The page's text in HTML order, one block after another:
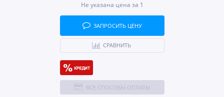
Не указана цена за 1
ЗАПРОСИТЬ ЦЕНУ
СРАВНИТЬ
ВСЕ СПОСОБЫ ОПЛАТЫ